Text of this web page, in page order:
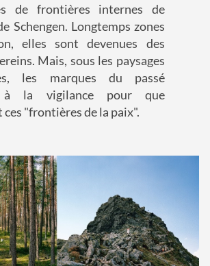
de frontières internes de
Schengen. Longtemps zones
elles sont devenues des
Mais, sous les paysages
les marques du passé
à la vigilance pour que
"frontières de la paix".